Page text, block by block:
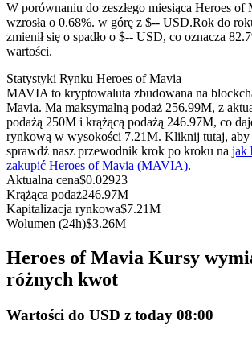
Kontrakty terminowe na USDC
Kontrakty futures wykorzystujące USDC
Kopiowanie Transakcji
W porównaniu do zeszłego miesiąca Heroes of
wzrosła o 0.68%. w górę z $-- USD.Rok do
zmienił się o spadło o $-- USD, co oznacza
wartości.
Statystyki Rynku Heroes of Mavia
MAVIA to kryptowaluta zbudowana na
Mavia. Ma maksymalną podaż 256.99M, z
podażą 250M i krążącą podażą 246.97M, co
rynkową w wysokości 7.21M. Kliknij tutaj, aby
sprawdź nasz przewodnik krok po kroku na jak
zakupić Heroes of Mavia (MAVIA).
Aktualna cena$0.02923
Krążąca podaż246.97M
Kapitalizacja rynkowa$7.21M
Wolumen (24h)$3.26M
Heroes of Mavia Kursy
różnych kwot
Wartości do USD z today 08:00